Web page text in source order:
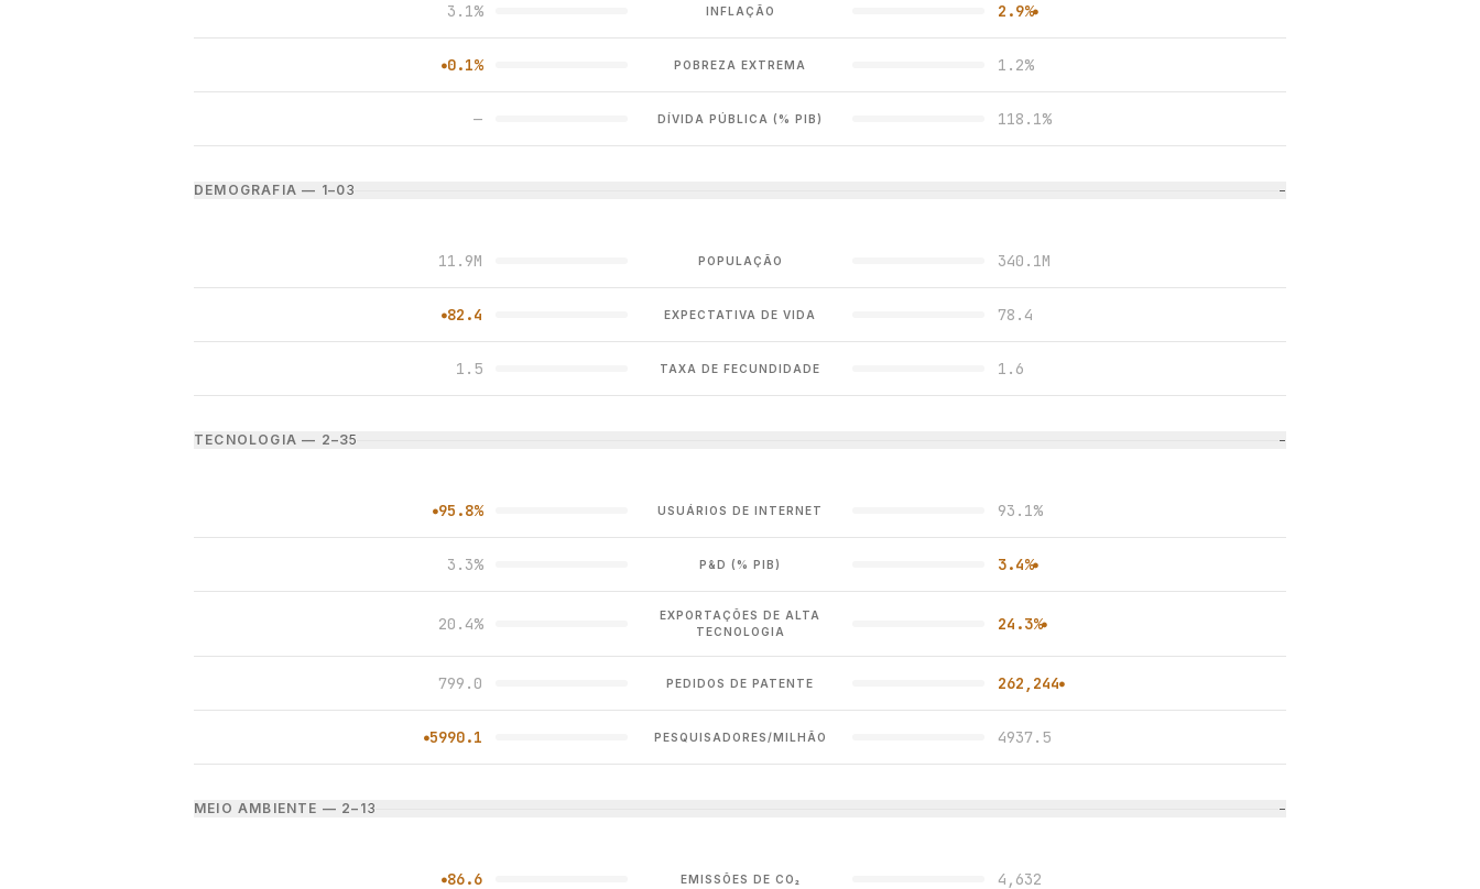
3.1% INFLAÇÃO 2.9%●
●0.1% POBREZA EXTREMA 1.2%
— DÍVIDA PÚBLICA (% PIB) 118.1%
DEMOGRAFIA — 1–03 −
11.9M POPULAÇÃO 340.1M
●82.4 EXPECTATIVA DE VIDA 78.4
1.5 TAXA DE FECUNDIDADE 1.6
TECNOLOGIA — 2–35 −
●95.8% USUÁRIOS DE INTERNET 93.1%
3.3% P&D (% PIB) 3.4%●
20.4%
EXPORTAÇÕES DE ALTA
TECNOLOGIA
24.3%●
799.0 PEDIDOS DE PATENTE 262,244●
●5990.1 PESQUISADORES/MILHÃO 4937.5
MEIO AMBIENTE — 2–13 −
●86.6 EMISSÕES DE CO₂ 4,632